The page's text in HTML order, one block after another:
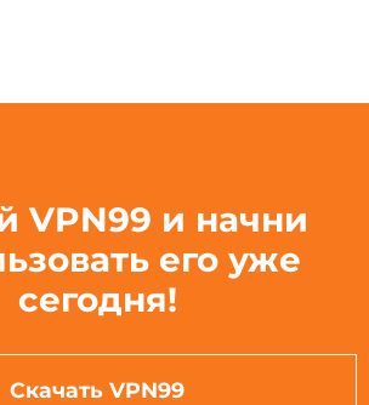
VPN99 и начни
его уже
сегодня!
Скачать VPN99